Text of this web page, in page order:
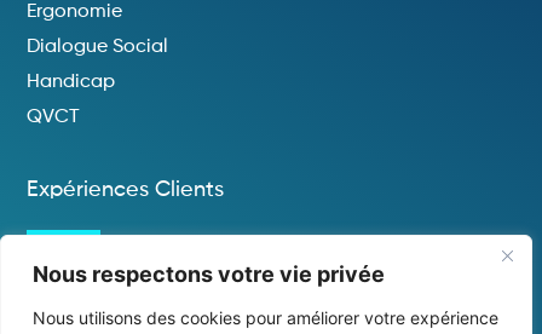
Nous respectons votre vie privée
Nous utilisons des cookies pour améliorer votre expérience
Ergonomie
Dialogue Social
Handicap
QVCT
Expériences Clients
Contactez-Nous